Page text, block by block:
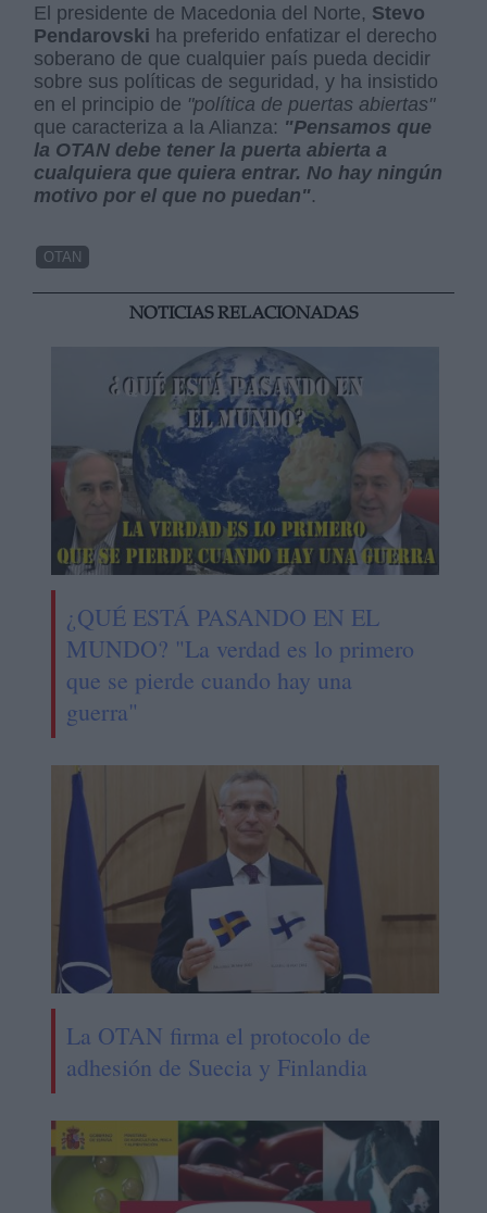
El presidente de Macedonia del Norte, Stevo
Pendarovski ha preferido enfatizar el derecho
soberano de que cualquier país pueda decidir
sobre sus políticas de seguridad, y ha insistido
en el principio de "política de puertas abiertas"
que caracteriza a la Alianza: "Pensamos que
la OTAN debe tener la puerta abierta a
cualquiera que quiera entrar. No hay ningún
motivo por el que no puedan".
OTAN
NOTICIAS RELACIONADAS
¿QUÉ ESTÁ PASANDO EN EL
MUNDO? "La verdad es lo primero
que se pierde cuando hay una
guerra"
La OTAN firma el protocolo de
adhesión de Suecia y Finlandia